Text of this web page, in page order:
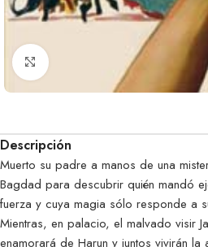
Clic para ampliar
Descripción
Muerto su padre a manos de una
Bagdad para descubrir quién mandó
fuerza y cuya magia sólo responde a
Mientras, en palacio, el malvado visir
enamorará de Harun y juntos vivirán